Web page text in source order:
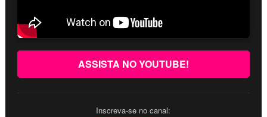
ASSISTA NO YOUTUBE!
Inscreva-se no canal: